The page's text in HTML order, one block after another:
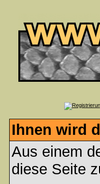
Ihnen wird
Aus einem
diese Seite